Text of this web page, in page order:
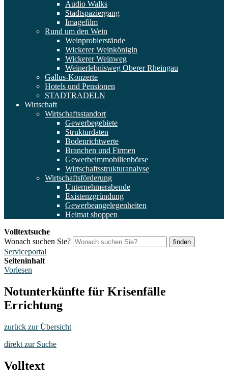
Audio Walks
Stadtspaziergang
Imagefilm
Rund um den Wein
Weinprobierstände
Wickerer Weinkönigin
Wickerer Weinweg
Weinerlebnisweg Oberer Rheingau
Gallus-Konzerte
Hotels und Pensionen
STADTRADELN
Wirtschaft
Wirtschaftsstandort
Gewerbegebiete
Strukturdaten
Bodenrichtwerte
Branchen und Firmen
Gewerbeimmobilienbörse
Wirtschaftsstrukturanalyse
Wirtschaftsförderung
Unternehmerabende
Existenzgründung
Gewerbeangelegenheiten
Heimat shoppen
Volltextsuche
Wonach suchen Sie?
finden
Serviceportal
Seiteninhalt
Vorlesen
Notunterkünfte für Krisenfälle
Errichtung
zurück zur Übersicht
direkt zur Suche
Volltext